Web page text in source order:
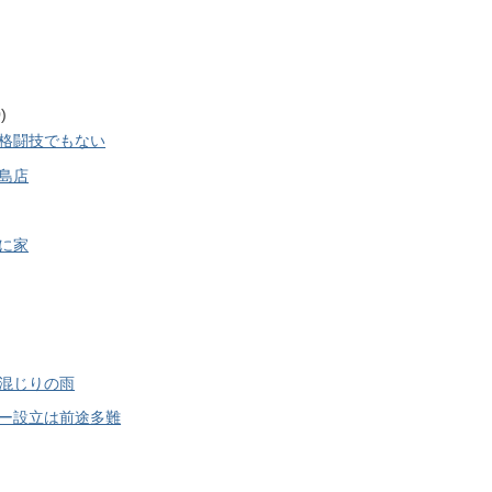
闘技でもない
店
家
じりの雨
設立は前途多難